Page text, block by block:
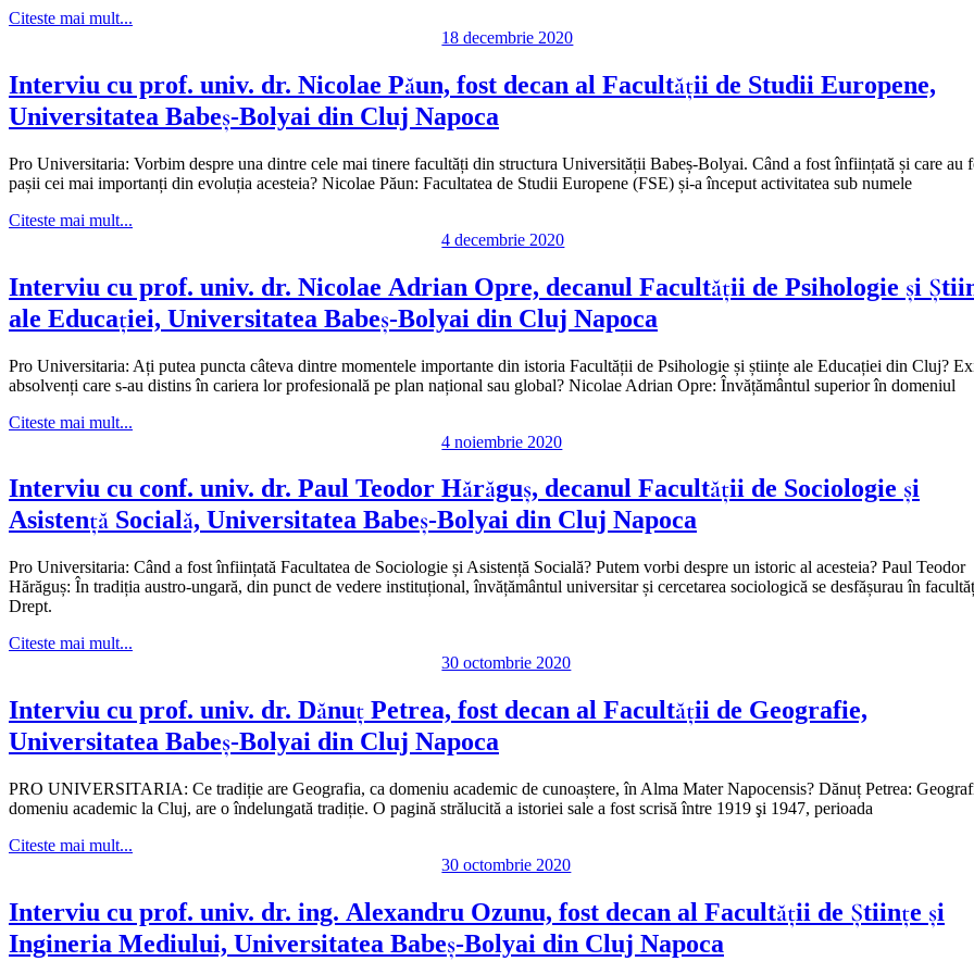
Citeste mai mult...
18 decembrie 2020
Interviu cu prof. univ. dr. Nicolae Păun, fost decan al Facultății de Studii Europene,
Universitatea Babeş-Bolyai din Cluj Napoca
Pro Universitaria: Vorbim despre una dintre cele mai tinere facultăți din structura Universității Babeș-Bolyai. Când a fost înființată și care au
pașii cei mai importanți din evoluția acesteia? Nicolae Păun: Facultatea de Studii Europene (FSE) și-a început activitatea sub numele
Citeste mai mult...
4 decembrie 2020
Interviu cu prof. univ. dr. Nicolae Adrian Opre, decanul Facultății de Psihologie și
ale Educației, Universitatea Babeș-Bolyai din Cluj Napoca
Pro Universitaria: Ați putea puncta câteva dintre momentele importante din istoria Facultății de Psihologie și științe ale Educației din Cluj?
absolvenți care s-au distins în cariera lor profesională pe plan național sau global? Nicolae Adrian Opre: Învățământul superior în domeniul
Citeste mai mult...
4 noiembrie 2020
Interviu cu conf. univ. dr. Paul Teodor Hărăguș, decanul Facultății de Sociologie și
Asistență Socială, Universitatea Babeș-Bolyai din Cluj Napoca
Pro Universitaria: Când a fost înființată Facultatea de Sociologie și Asistență Socială? Putem vorbi despre un istoric al acesteia? Paul Teodor
Hărăguș: În tradiția austro-ungară, din punct de vedere instituțional, învățământul universitar și cercetarea sociologică se desfășurau în
Drept.
Citeste mai mult...
30 octombrie 2020
Interviu cu prof. univ. dr. Dănuț Petrea, fost decan al Facultății de Geografie,
Universitatea Babeș-Bolyai din Cluj Napoca
PRO UNIVERSITARIA: Ce tradiție are Geografia, ca domeniu academic de cunoaștere, în Alma Mater Napocensis? Dănuț Petrea:
domeniu academic la Cluj, are o îndelungată tradiție. O pagină strălucită a istoriei sale a fost scrisă între 1919 şi 1947, perioada
Citeste mai mult...
30 octombrie 2020
Interviu cu prof. univ. dr. ing. Alexandru Ozunu, fost decan al Facultății de Științe și
Ingineria Mediului, Universitatea Babeș-Bolyai din Cluj Napoca